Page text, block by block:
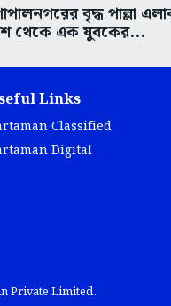
বৃদ্ধ পাল্লা
থেকে এক যুবকের...
Links
Classified
Digital
Private Limited.